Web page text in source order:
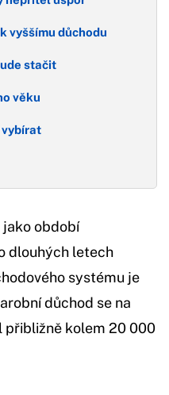
vyššímu důchodu
stačit
věku
vybírat
jako období
dlouhých letech
systému je
důchod se na
přibližně kolem 20 000